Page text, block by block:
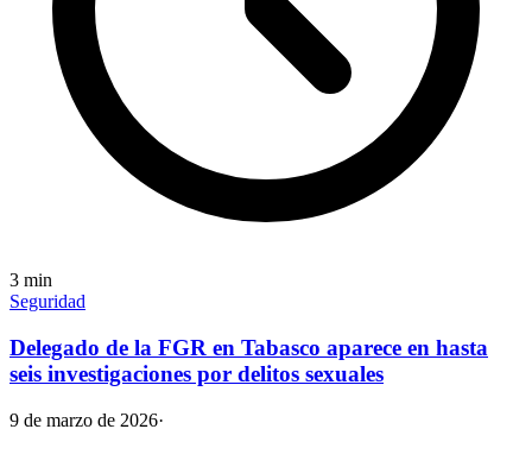
3 min
Seguridad
Delegado de la FGR en Tabasco aparece en hasta
seis investigaciones por delitos sexuales
9 de marzo de 2026·